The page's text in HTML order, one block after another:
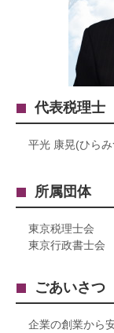
代表税理士
平光 康晃(ひら
所属団体
東京税理士会
東京行政書士会
ごあいさつ
企業の創業から